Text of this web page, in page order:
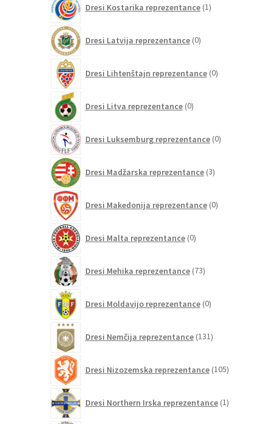
Dresi Kostarika reprezentance 1izdelek
Dresi Latvija reprezentance 0izdelkov
Dresi Lihtenštajn reprezentance 0izdelkov
Dresi Litva reprezentance 0izdelkov
Dresi Luksemburg reprezentance 0izdelkov
Dresi Madžarska reprezentance 3izdelki
Dresi Makedonija reprezentance 0izdelkov
Dresi Malta reprezentance 0izdelkov
Dresi Mehika reprezentance 73izdelkov
Dresi Moldavijo reprezentance 0izdelkov
Dresi Nemčija reprezentance 131izdelkov
Dresi Nizozemska reprezentance 105izdelkov
Dresi Northern Irska reprezentance 1izdelek